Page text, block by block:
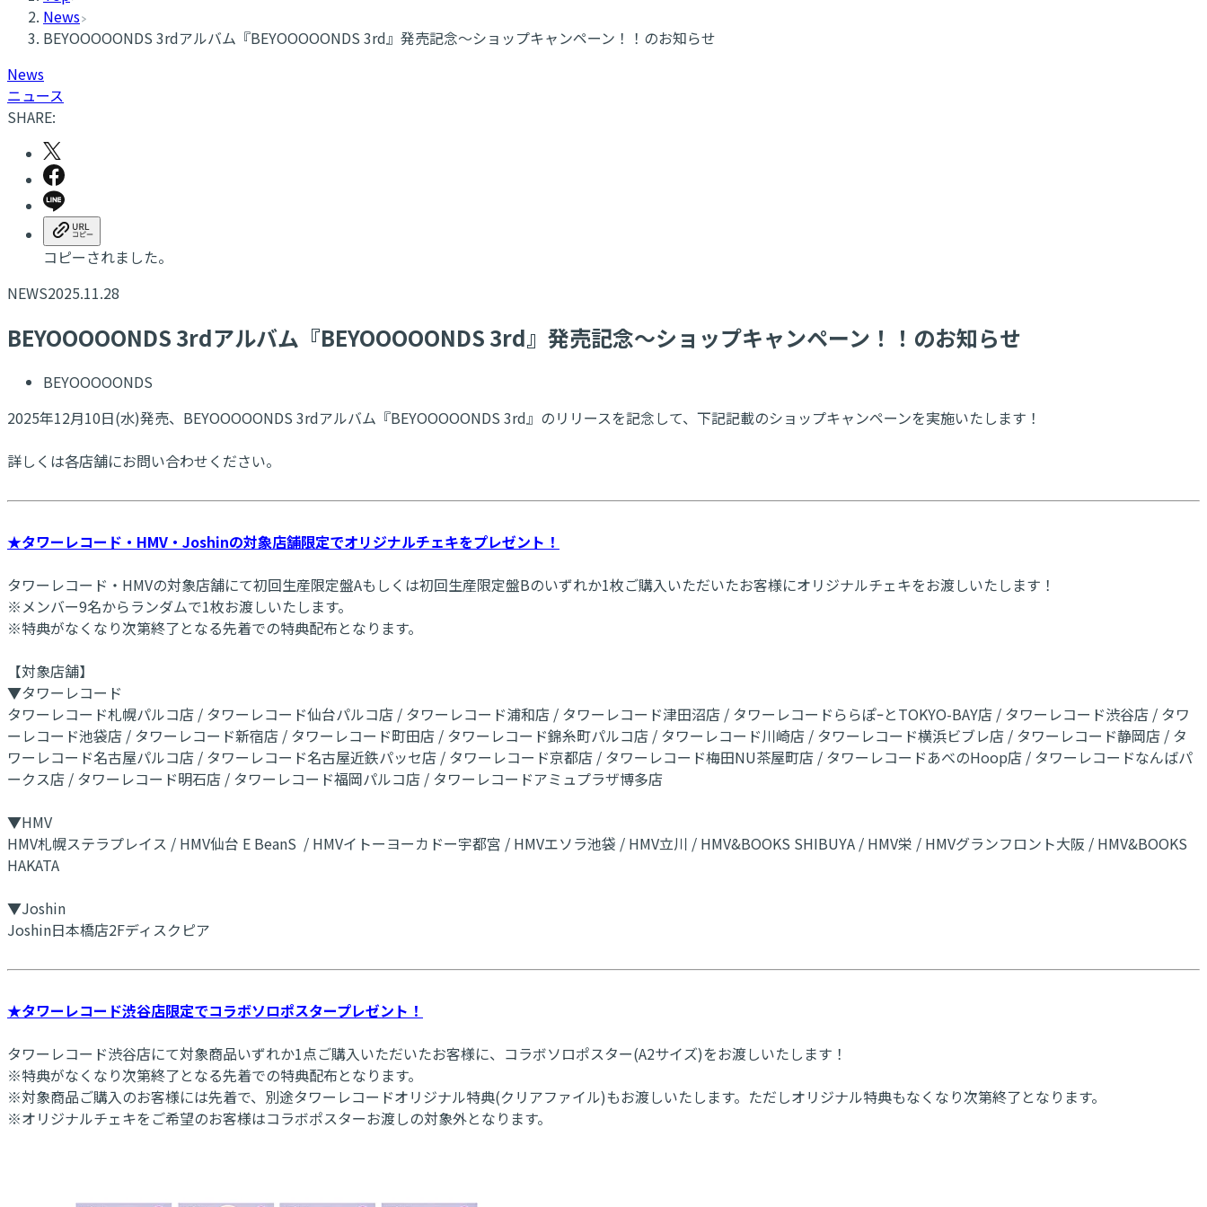
News
BEYOOOOONDS 3rdアルバム『BEYOOOOONDS 3rd』発売記念～ショップキャンペーン！！のお知らせ
News
ニュース
SHARE:
コピーされました。
NEWS2025.11.28
BEYOOOOONDS 3rdアルバム『BEYOOOOONDS 3rd』発売記念～ショップキャンペーン！！のお知らせ
BEYOOOOONDS
2025年12月10日(水)発売、BEYOOOOONDS 3rdアルバム『BEYOOOOONDS 3rd』のリリースを記念して、下記記載のショップキャンペーンを実施いたします！
詳しくは各店舗にお問い合わせください。
★タワーレコード・HMV・Joshinの対象店舗限定でオリジナルチェキをプレゼント！
タワーレコード・HMVの対象店舗にて初回生産限定盤Aもしくは初回生産限定盤Bのいずれか1枚ご購入いただいたお客様にオリジナルチェキをお渡しいたします！
※メンバー9名からランダムで1枚お渡しいたします。
※特典がなくなり次第終了となる先着での特典配布となります。
【対象店舗】
▼タワーレコード
タワーレコード札幌パルコ店 / タワーレコード仙台パルコ店 / タワーレコード浦和店 / タワーレコード津田沼店 / タワーレコードららぽｰとTOKYO-BAY店 / タワーレコード渋谷店 / タワ
ーレコード池袋店 / タワーレコード新宿店 / タワーレコード町田店 / タワーレコード錦糸町パルコ店 / タワーレコード川崎店 / タワーレコード横浜ビブレ店 / タワーレコード静岡店 / タ
ワーレコード名古屋パルコ店 / タワーレコード名古屋近鉄パッセ店 / タワーレコード京都店 / タワーレコード梅田NU茶屋町店 / タワーレコードあべのHoop店 / タワーレコードなんばパ
ークス店 / タワーレコード明石店 / タワーレコード福岡パルコ店 / タワーレコードアミュプラザ博多店
▼HMV
HMV札幌ステラプレイス / HMV仙台 E BeanS / HMVイトーヨーカドー宇都宮 / HMVエソラ池袋 / HMV立川 / HMV&BOOKS SHIBUYA / HMV栄 / HMVグランフロント大阪 / HMV&BOOKS
HAKATA
▼Joshin
Joshin日本橋店2Fディスクピア
★タワーレコード渋谷店限定でコラボソロポスタープレゼント！
タワーレコード渋谷店にて対象商品いずれか1点ご購入いただいたお客様に、コラボソロポスター(A2サイズ)をお渡しいたします！
※特典がなくなり次第終了となる先着での特典配布となります。
※対象商品ご購入のお客様には先着で、別途タワーレコードオリジナル特典(クリアファイル)もお渡しいたします。ただしオリジナル特典もなくなり次第終了となります。
※オリジナルチェキをご希望のお客様はコラボポスターお渡しの対象外となります。